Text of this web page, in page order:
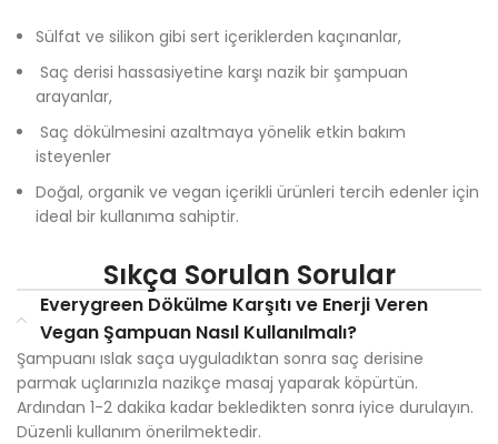
Sülfat ve silikon gibi sert içeriklerden kaçınanlar,
Saç derisi hassasiyetine karşı nazik bir şampuan
arayanlar,
Saç dökülmesini azaltmaya yönelik etkin bakım
isteyenler
Doğal, organik ve vegan içerikli ürünleri tercih edenler için
ideal bir kullanıma sahiptir.
Sıkça Sorulan Sorular
Everygreen Dökülme Karşıtı ve Enerji Veren
Vegan Şampuan Nasıl Kullanılmalı?
Şampuanı ıslak saça uyguladıktan sonra saç derisine
parmak uçlarınızla nazikçe masaj yaparak köpürtün.
Ardından 1-2 dakika kadar bekledikten sonra iyice durulayın.
Düzenli kullanım önerilmektedir.